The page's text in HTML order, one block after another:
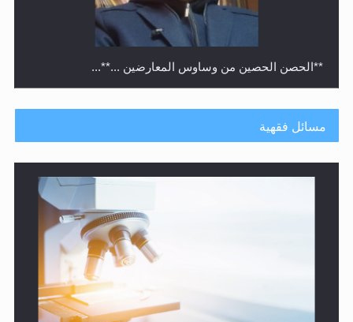
متطلَّبات التّحريك الجديد...
رأيٌ في لغة المسيح الموعود عليه السلام.. 4...
مسائل فقهية